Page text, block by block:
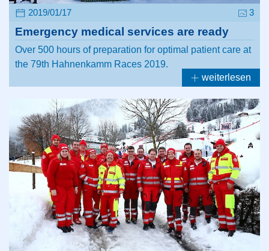
2019/01/17 3
Emergency medical services are ready
Over 500 hours of preparation for optimal patient care at
the 79th Hahnenkamm Races 2019.
weiterlesen